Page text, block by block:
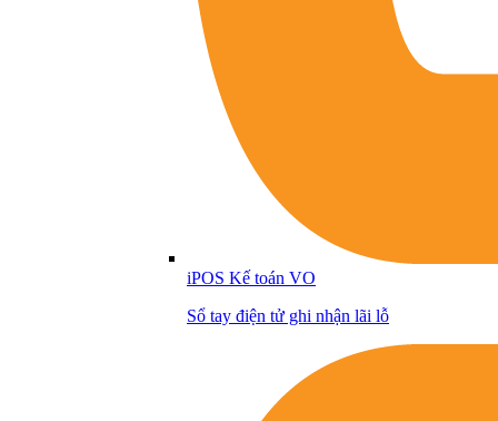
iPOS Kế toán VO
Sổ tay điện tử ghi nhận lãi lỗ